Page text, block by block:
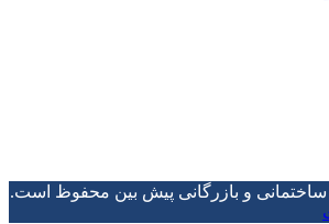
ساختمانی و بازرگانی پیش بین محفوظ است.